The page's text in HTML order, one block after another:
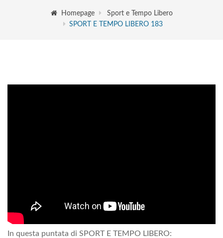
Homepage
Sport e Tempo Libero
SPORT E TEMPO LIBERO 183
In questa puntata di SPORT E TEMPO LIBERO: